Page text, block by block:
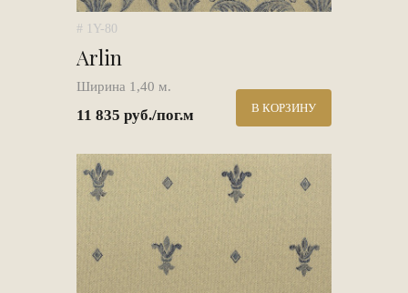
# 1Y-80
Arlin
Ширина 1,40 м.
11 835 руб./пог.м В КОРЗИНУ